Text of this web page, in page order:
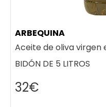
ARBEQUINA
Aceite de oliva virgen
BIDÓN DE 5 LITROS
32€